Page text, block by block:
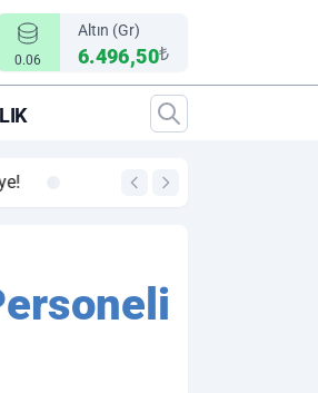
0.06
Altın (Gr)
6.496,50₺
00:12